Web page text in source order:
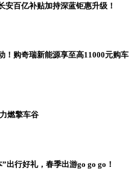
安百亿补贴加持深蓝钜惠升级！
！购奇瑞新能源享至高11000元购车
燃擎车谷
出行好礼，春季出游go go go！